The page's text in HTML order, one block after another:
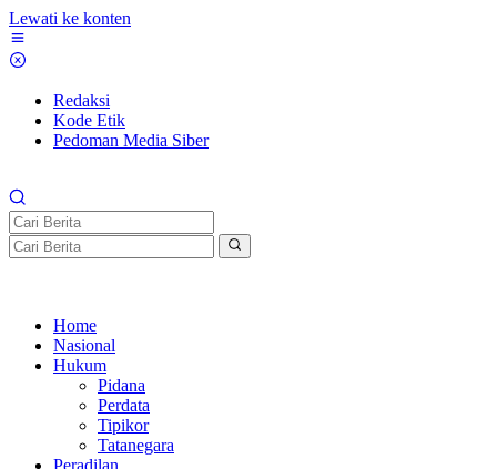
Lewati ke konten
Redaksi
Kode Etik
Pedoman Media Siber
Home
Nasional
Hukum
Pidana
Perdata
Tipikor
Tatanegara